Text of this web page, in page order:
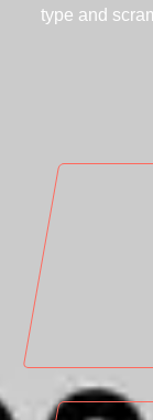
type and